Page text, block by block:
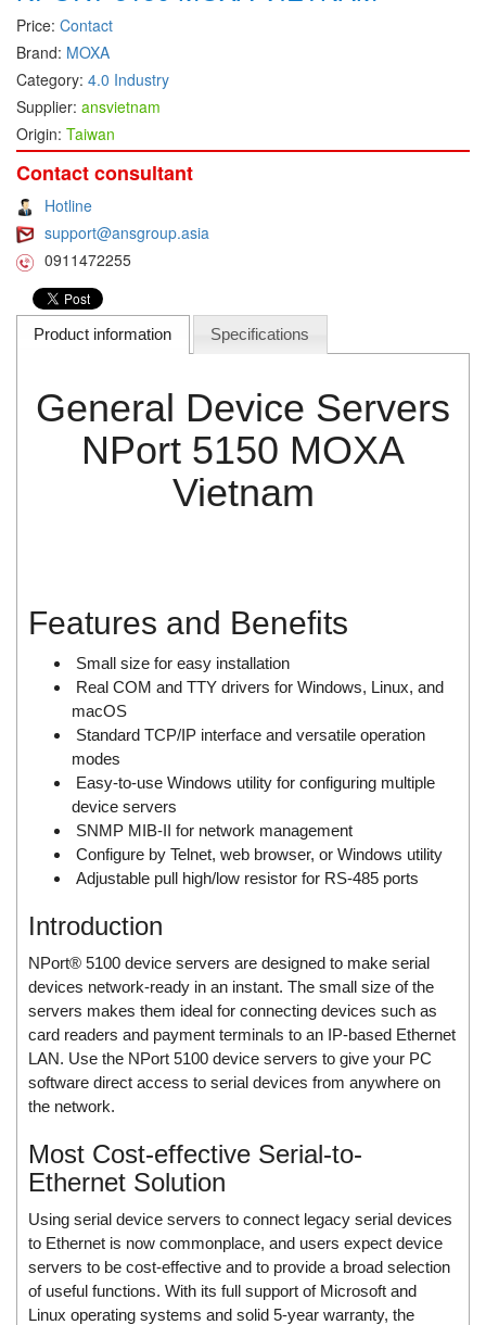
DEIF
DELTA
Delta Ohm
Delta sensor
Delta-mobrey
DEMA Engineering/ Foam- IT
DESAX
DET-TRONICS
Deublin
Dias Infrared
DINA Elektronik
DOLD - Autho ANS
Dold Vietnam
Dongdo Tech
Donghwa Valve
Dongkun
Dosing Pump
DR. NEUMANN Peltier-Technik
Driesen Kern
Druck
DSTI
DUCATI
Duclean
Dukin Besko
Dunkermotoren
Durag
Dwyer
DYH
Dynisco
E+E ELEKTRONIK
E+H
Price: Contact
Brand: MOXA
Category: 4.0 Industry
Supplier: ansvietnam
Origin: Taiwan
Contact consultant
Hotline
support@ansgroup.asia
0911472255
Product information Specifications
General Device Servers
NPort 5150 MOXA
Vietnam
Features and Benefits
Small size for easy installation
Real COM and TTY drivers for Windows, Linux, and
macOS
Standard TCP/IP interface and versatile operation
modes
Easy-to-use Windows utility for configuring multiple
device servers
SNMP MIB-II for network management
Configure by Telnet, web browser, or Windows utility
Adjustable pull high/low resistor for RS-485 ports
Introduction
NPort® 5100 device servers are designed to make serial
devices network-ready in an instant. The small size of the
servers makes them ideal for connecting devices such as
card readers and payment terminals to an IP-based Ethernet
LAN. Use the NPort 5100 device servers to give your PC
software direct access to serial devices from anywhere on
the network.
Most Cost-effective Serial-to-
Ethernet Solution
Using serial device servers to connect legacy serial devices
to Ethernet is now commonplace, and users expect device
servers to be cost-effective and to provide a broad selection
of useful functions. With its full support of Microsoft and
Linux operating systems and solid 5-year warranty, the